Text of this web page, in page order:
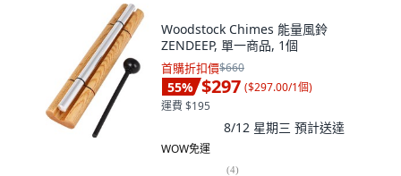
Woodstock Chimes 能量風鈴
ZENDEEP, 單一商品, 1個
首購折扣價$660
55% $297 ($297.00/1個)
運費 $195
8/12 星期三 預計送達
WOW免運
(4)